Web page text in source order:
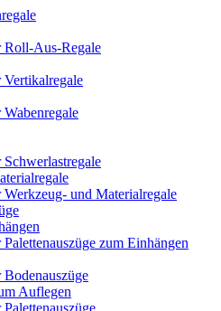
Roll-Aus-Regale
und Materialregale
zum Einhängen
Auflegen